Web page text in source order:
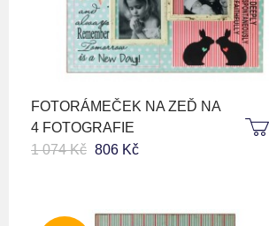
FOTORÁMEČEK NA ZEĎ NA
4 FOTOGRAFIE
1 074 Kč 806 Kč